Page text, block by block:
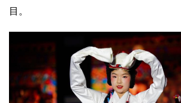
网文推荐
文化
核心价值 文化产业 文化事业
文化观察
智海钩沉
社会
目。